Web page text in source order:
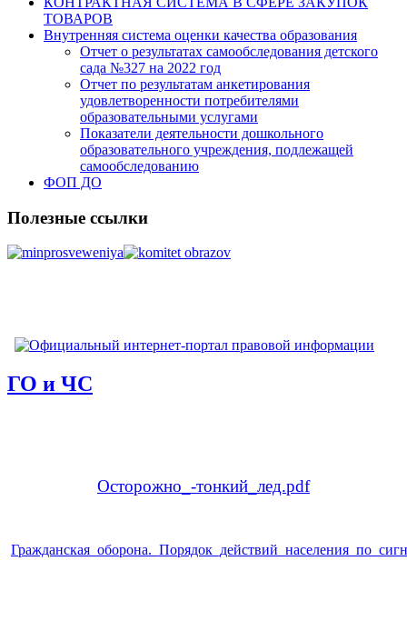
ТОВАРОВ
Внутренняя система оценки качества образования
Отчет о результатах самообследования детского
сада №327 на 2022 год
Отчет по результатам анкетирования
удовлетворенности потребителями
образовательными услугами
Показатели деятельности дошкольного
образовательного учреждения, подлежащей
самообследованию
ФОП ДО
Полезные ссылки
ГО и ЧС
Осторожно_-тонкий_лед.pdf